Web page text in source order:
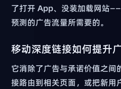
了打开 App、没装加载网站
预测的广告流量所需要的。
移动深度链接如何提升
它消除了广告与承诺价值之间
接路由到相关页面，或把新用